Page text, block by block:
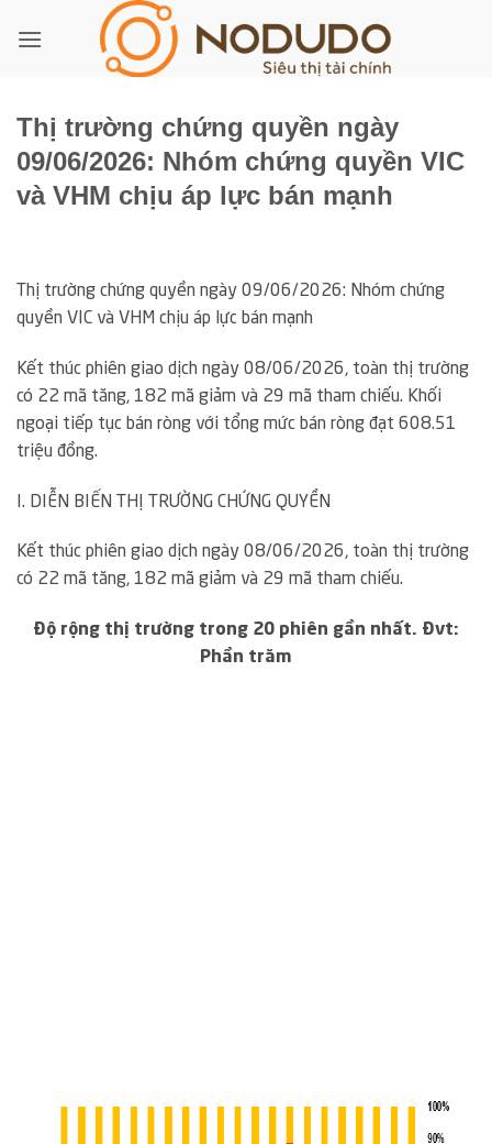
qua
Thị trường chứng quyền ngày
09/06/2026: Nhóm chứng quyền VIC
và VHM chịu áp lực bán mạnh
Thị trường chứng quyền ngày 09/06/2026: Nhóm chứng
quyền VIC và VHM chịu áp lực bán mạnh
Kết thúc phiên giao dịch ngày 08/06/2026, toàn thị trường
có 22 mã tăng, 182 mã giảm và 29 mã tham chiếu. Khối
ngoại tiếp tục bán ròng với tổng mức bán ròng đạt 608.51
triệu đồng.
I. DIỄN BIẾN THỊ TRƯỜNG CHỨNG QUYỀN
Kết thúc phiên giao dịch ngày 08/06/2026, toàn thị trường
có 22 mã tăng, 182 mã giảm và 29 mã tham chiếu.
Độ rộng thị trường trong 20 phiên gần nhất. Đvt:
Phần trăm